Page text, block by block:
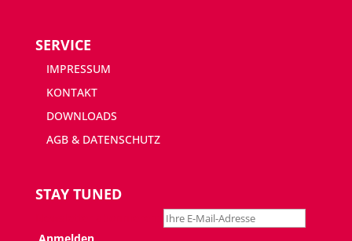
SERVICE
IMPRESSUM
KONTAKT
DOWNLOADS
AGB & DATENSCHUTZ
STAY TUNED